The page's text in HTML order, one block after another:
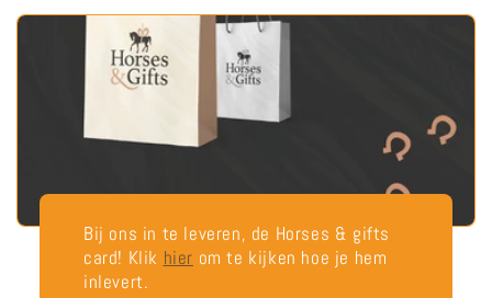
Bij ons in te leveren, de Horses & gifts
card! Klik hier om te kijken hoe je hem
inlevert.